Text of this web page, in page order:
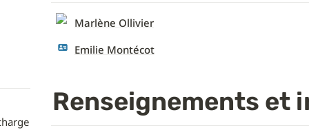
Marlène Ollivier
Emilie Montécot
Renseignements et